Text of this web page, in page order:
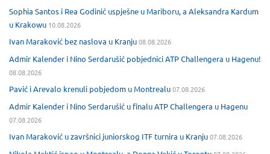
Sophia Santos i Rea Godinić uspješne u Mariboru, a Aleksandra Kardum
u Krakowu 10.08.2026
Ivan Maraković bez naslova u Kranju08.08.2026
Admir Kalender i Nino Serdarušić pobjednici ATP Challengera u Hagenu!
08.08.2026
Pavić i Arevalo krenuli pobjedom u Montrealu07.08.2026
Admir Kalender i Nino Serdarušić u finalu ATP Challengera u Hagenu
07.08.2026
Ivan Maraković u završnici juniorskog ITF turnira u Kranju07.08.2026